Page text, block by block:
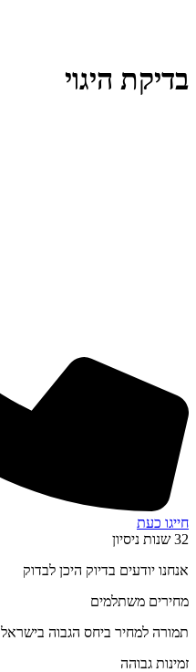
בדיקת היגוי
חייגו כעת
32 שנות ניסיון
אנחנו יודעים בדיוק היכן לבדוק
מחירים משתלמים
תמורה למחיר ביחס הגבוה בישראל
זמינות גבוהה